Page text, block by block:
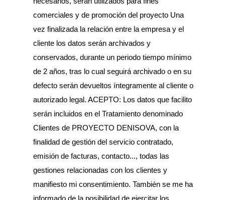
comerciales y de promoción del proyecto Una
vez finalizada la relación entre la empresa y el
cliente los datos serán archivados y
conservados, durante un periodo tiempo mínimo
de 2 años, tras lo cual seguirá archivado o en su
defecto serán devueltos íntegramente al cliente o
autorizado legal. ACEPTO: Los datos que facilito
serán incluidos en el Tratamiento denominado
Clientes de PROYECTO DENISOVA, con la
finalidad de gestión del servicio contratado,
emisión de facturas, contacto..., todas las
gestiones relacionadas con los clientes y
manifiesto mi consentimiento. También se me ha
informado de la posibilidad de ejercitar los